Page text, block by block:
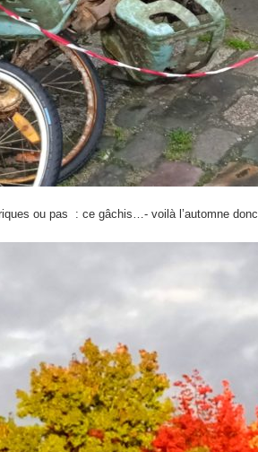
ou pas : ce gâchis…- voilà l’automne donc